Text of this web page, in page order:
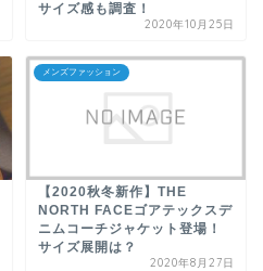
サイズ感も調査！
2020年10月25日
メンズファッション
【2020秋冬新作】THE
NORTH FACEゴアテックスデ
ニムコーチジャケット登場！
サイズ展開は？
2020年8月27日